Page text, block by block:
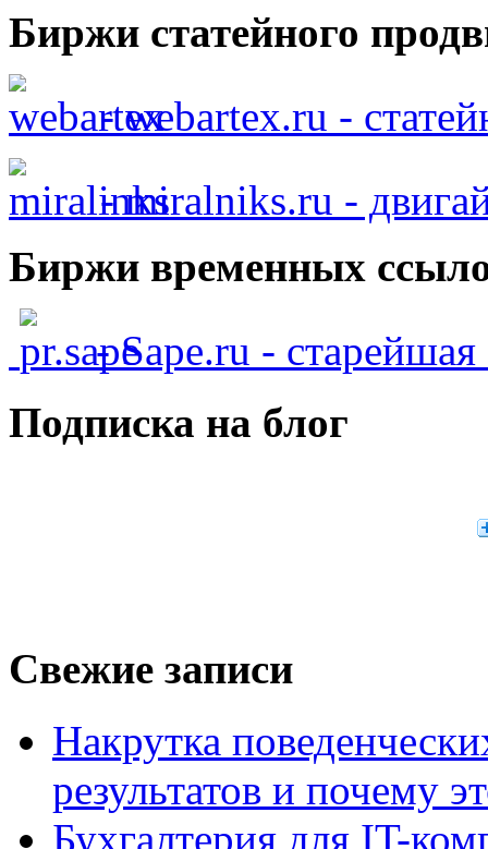
Биржи статейного
- webartex.ru -
- miralniks.ru - двигай
Биржи временных
- Sape.ru -
Подписка на блог
Свежие записи
Накрутка
результатов и почему
Бухгалтерия для IT-